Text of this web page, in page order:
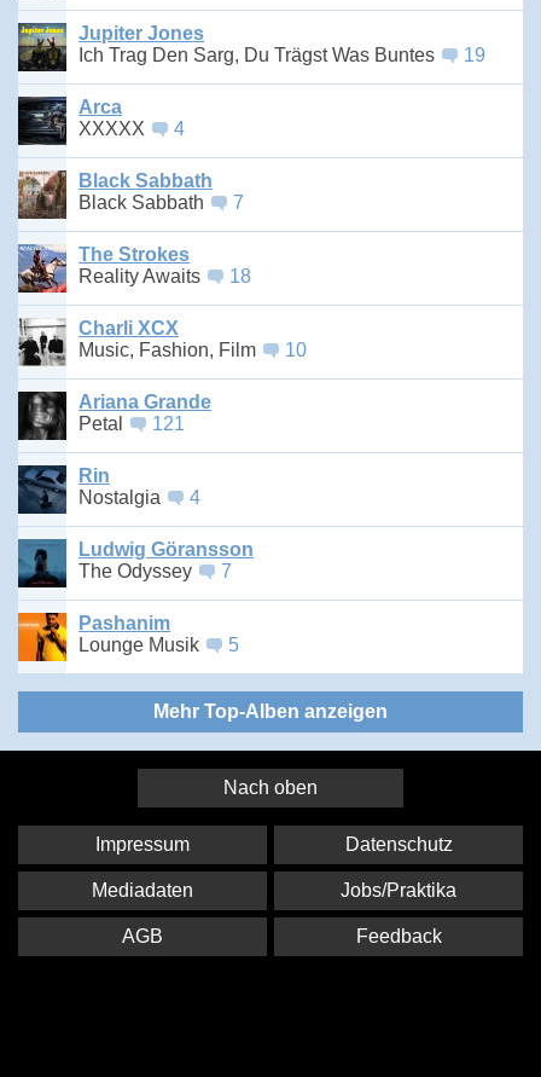
Jupiter Jones
Ich Trag Den Sarg, Du Trägst Was Buntes
19
Arca
XXXXX
4
Black Sabbath
Black Sabbath
7
The Strokes
Reality Awaits
18
Charli XCX
Music, Fashion, Film
10
Ariana Grande
Petal
121
Rin
Nostalgia
4
Ludwig Göransson
The Odyssey
7
Pashanim
Lounge Musik
5
Mehr Top-Alben anzeigen
Nach oben
Impressum Datenschutz
Mediadaten Jobs/Praktika
AGB Feedback